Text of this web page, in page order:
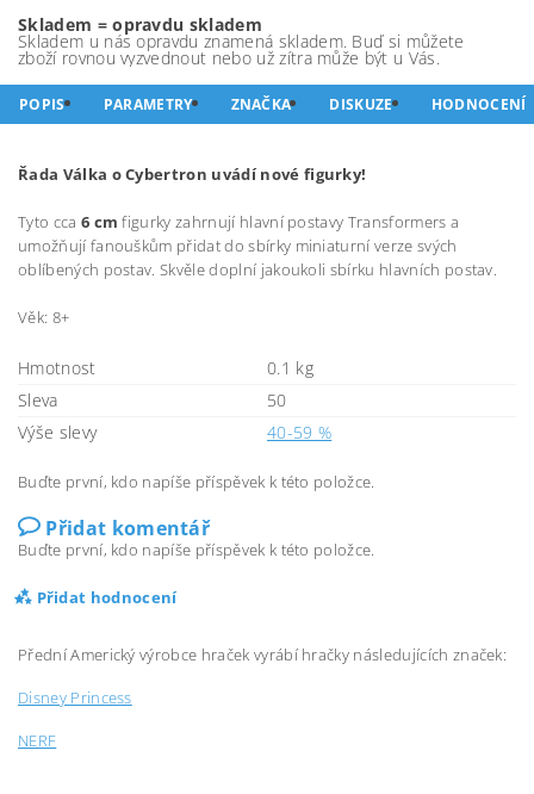
Skladem = opravdu skladem
Skladem u nás opravdu znamená skladem. Buď si můžete
zboží rovnou vyzvednout nebo už zítra může být u Vás.
POPIS PARAMETRY ZNAČKA DISKUZE HODNOCENÍ
Řada Válka o Cybertron uvádí nové figurky!
Tyto cca 6 cm figurky zahrnují hlavní postavy Transformers a
umožňují fanouškům přidat do sbírky miniaturní verze svých
oblíbených postav. Skvěle doplní jakoukoli sbírku hlavních postav.
Věk: 8+
Hmotnost
0.1 kg
Sleva
50
Výše slevy
40-59 %
Buďte první, kdo napíše příspěvek k této položce.
Přidat komentář
Buďte první, kdo napíše příspěvek k této položce.
Přidat hodnocení
Přední Americký výrobce hraček vyrábí hračky následujících značek:
Disney Princess
NERF